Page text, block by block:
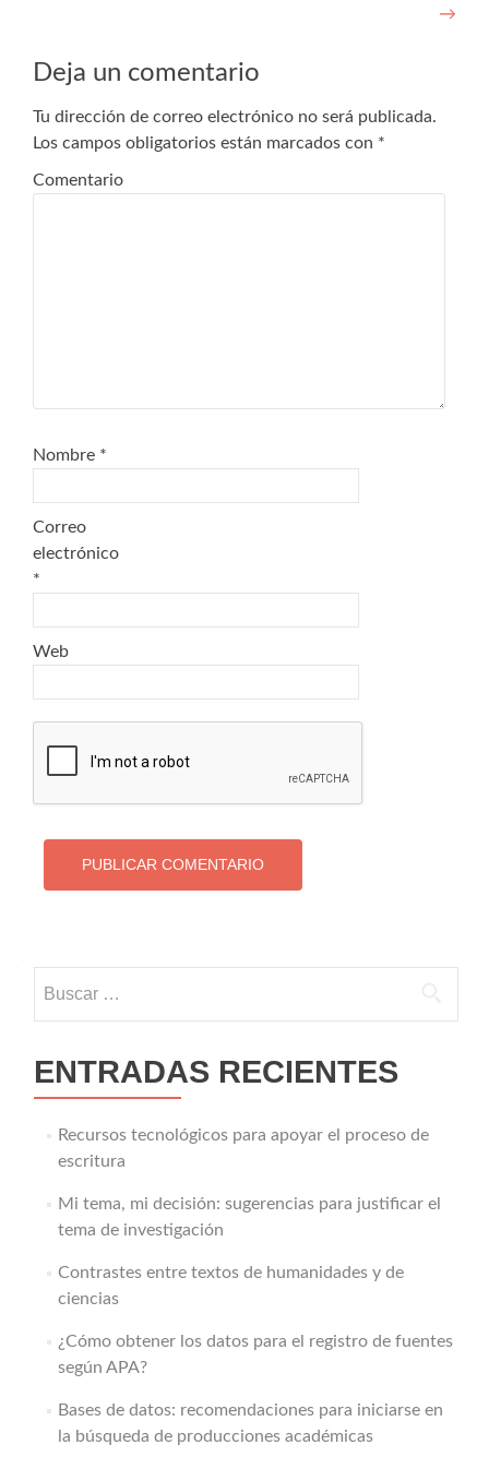
→
Deja un comentario
Tu dirección de correo electrónico no será publicada.
Los campos obligatorios están marcados con *
Comentario
Nombre *
Correo
electrónico
*
Web
ENTRADAS RECIENTES
Recursos tecnológicos para apoyar el proceso de
escritura
Mi tema, mi decisión: sugerencias para justificar el
tema de investigación
Contrastes entre textos de humanidades y de
ciencias
¿Cómo obtener los datos para el registro de fuentes
según APA?
Bases de datos: recomendaciones para iniciarse en
la búsqueda de producciones académicas